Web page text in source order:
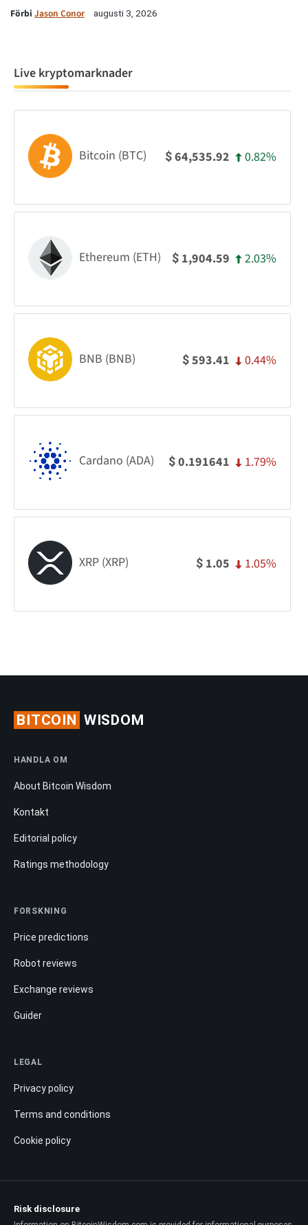
Förbi Jason Conor augusti 3, 2026
Live kryptomarknader
Bitcoin (BTC) $64,535.92 0.82%
Ethereum (ETH) $ 1,904.59 2.03%
BNB (BNB) $593.41 0.44%
Cardano (ADA) $0.191641 1.79%
XRP (XRP) $ 1.05 1.05%
BITCOIN WISDOM
HANDLA OM
About Bitcoin Wisdom
Kontakt
Editorial policy
Ratings methodology
FORSKNING
Price predictions
Robot reviews
Exchange reviews
Guider
LEGAL
Privacy policy
Terms and conditions
Cookie policy
Risk disclosure